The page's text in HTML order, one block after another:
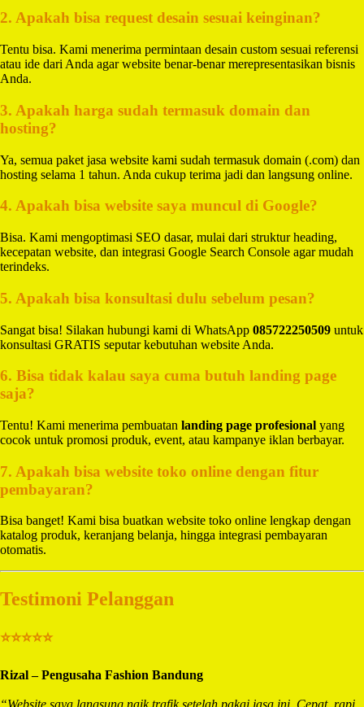
2. Apakah bisa request desain sesuai keinginan?
Tentu bisa. Kami menerima permintaan desain custom sesuai referensi
atau ide dari Anda agar website benar-benar merepresentasikan bisnis
Anda.
3. Apakah harga sudah termasuk domain dan
hosting?
Ya, semua paket jasa website kami sudah termasuk domain (.com) dan
hosting selama 1 tahun. Anda cukup terima jadi dan langsung online.
4. Apakah bisa website saya muncul di Google?
Bisa. Kami mengoptimasi SEO dasar, mulai dari struktur heading,
kecepatan website, dan integrasi Google Search Console agar mudah
terindeks.
5. Apakah bisa konsultasi dulu sebelum pesan?
Sangat bisa! Silakan hubungi kami di WhatsApp 085722250509 untuk
konsultasi GRATIS seputar kebutuhan website Anda.
6. Bisa tidak kalau saya cuma butuh landing page
saja?
Tentu! Kami menerima pembuatan landing page profesional yang
cocok untuk promosi produk, event, atau kampanye iklan berbayar.
7. Apakah bisa website toko online dengan fitur
pembayaran?
Bisa banget! Kami bisa buatkan website toko online lengkap dengan
katalog produk, keranjang belanja, hingga integrasi pembayaran
otomatis.
Testimoni Pelanggan
⭐⭐⭐⭐⭐
Rizal – Pengusaha Fashion Bandung
“Website saya langsung naik trafik setelah pakai jasa ini. Cepat, rapi,